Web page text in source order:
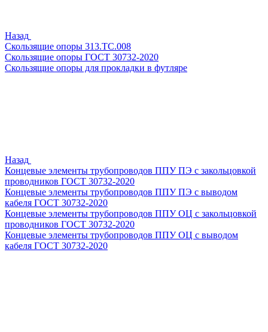
Назад
Скользящие опоры 313.ТС.008
Скользящие опоры ГОСТ 30732-2020
Скользящие опоры для прокладки в футляре
Назад
Концевые элементы трубопроводов ППУ ПЭ с закольцовкой
проводников ГОСТ 30732-2020
Концевые элементы трубопроводов ППУ ПЭ с выводом
кабеля ГОСТ 30732-2020
Концевые элементы трубопроводов ППУ ОЦ с закольцовкой
проводников ГОСТ 30732-2020
Концевые элементы трубопроводов ППУ ОЦ с выводом
кабеля ГОСТ 30732-2020